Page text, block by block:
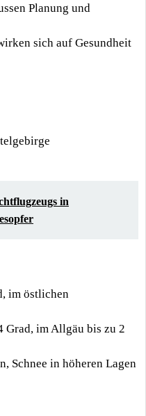
Planung und
sich auf Gesundheit
in
im östlichen
Grad, im Allgäu bis zu 2
Schnee in höheren Lagen